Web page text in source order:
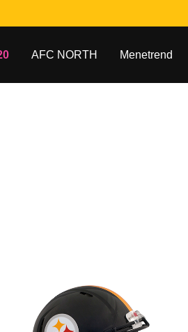
AFC NORTH Menetrend